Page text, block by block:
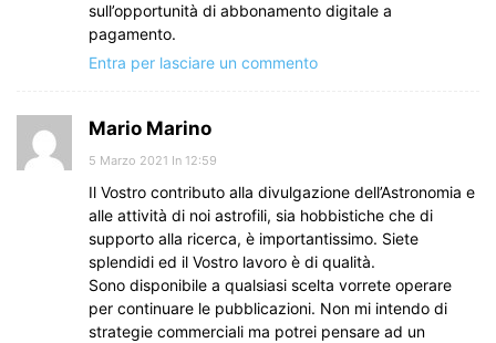
sull’opportunità di abbonamento digitale a
pagamento.
Entra per lasciare un commento
Mario Marino
5 Marzo 2021 In 12:59
Il Vostro contributo alla divulgazione dell’Astronomia e
alle attività di noi astrofili, sia hobbistiche che di
supporto alla ricerca, è importantissimo. Siete
splendidi ed il Vostro lavoro è di qualità.
Sono disponibile a qualsiasi scelta vorrete operare
per continuare le pubblicazioni. Non mi intendo di
strategie commerciali ma potrei pensare ad un